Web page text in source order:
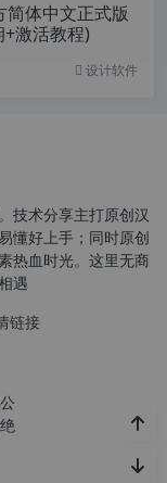
体中文正式版
激活教程)
设计软件
技术分享主打原创汉
懂好上手；同时原创
热血时光。这里无商
遇
链接